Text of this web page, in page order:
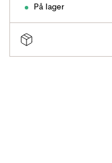
På lager